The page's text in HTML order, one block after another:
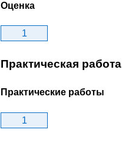
Оценка
1
Практическая работа
Практические работы
1